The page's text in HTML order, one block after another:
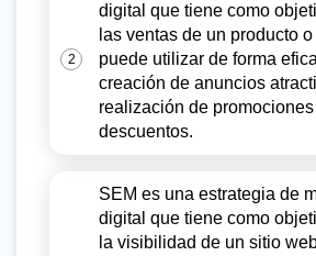
2
digital que tiene como
las ventas de un producto
puede utilizar de forma
creación de anuncios
realización de
descuentos.
SEM es una estrategia de
digital que tiene como
la visibilidad de un sitio